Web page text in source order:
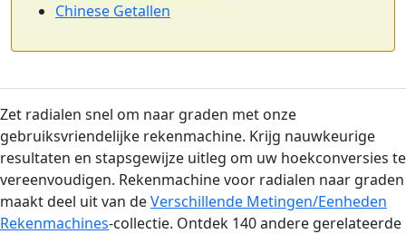
Chinese Getallen
Zet radialen snel om naar graden met onze
gebruiksvriendelijke rekenmachine. Krijg nauwkeurige
resultaten en stapsgewijze uitleg om uw hoekconversies te
vereenvoudigen. Rekenmachine voor radialen naar graden
maakt deel uit van deVerschillende Metingen/Eenheden
Rekenmachines-collectie. Ontdek 140 andere gerelateerde